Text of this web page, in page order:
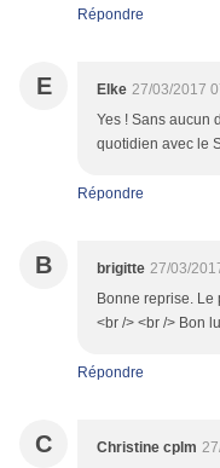
Répondre
E Elke 27/03/2017
Yes ! Sans aucun
quotidien avec le
Répondre
B brigitte 27/03/
Bonne reprise. Le
<br /> <br /> Bon
Répondre
C Christine cplm